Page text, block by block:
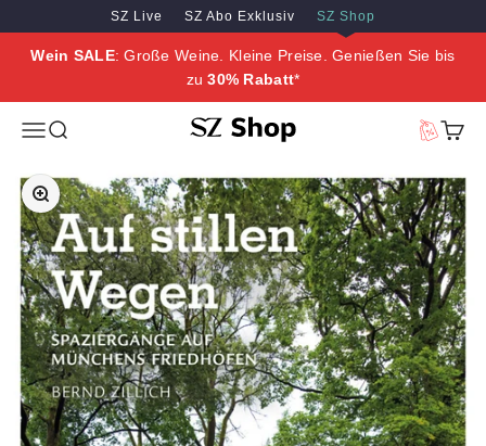
Zum Inhalt springen
Zum Hauptinhalt springen
SZ Live SZ Abo Exklusiv SZ Shop
Wein SALE: Große Weine. Kleine Preise. Genießen Sie bis
zu30% Rabatt*
MenüSuche SZ Erleben
Bild vergrößern